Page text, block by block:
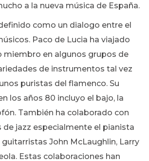
a la nueva música de España.
como un dialogo entre el
Paco de Lucia ha viajado
miembro en algunos grupos de
de instrumentos tal vez
puristas del flamenco. Su
los años 80 incluyo el bajo, la
También ha colaborado con
jazz especialmente el pianista
guitarristas John McLaughlin, Larry
Estas colaboraciones han